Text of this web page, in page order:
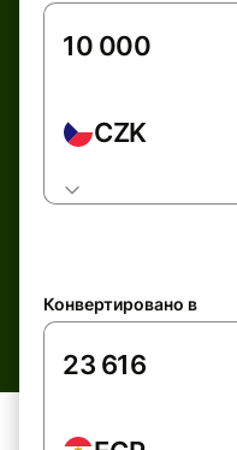
CZK
Конвертировано в